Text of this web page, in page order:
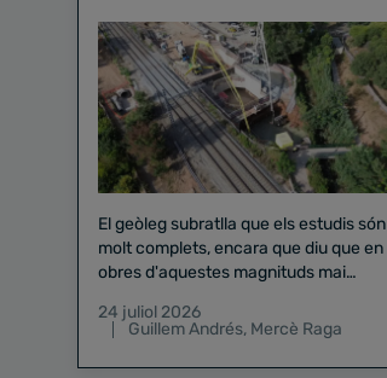
El geòleg subratlla que els estudis són
molt complets, encara que diu que en
obres d'aquestes magnituds mai
24 juliol 2026
Guillem Andrés, Mercè Raga